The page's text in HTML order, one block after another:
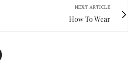
NEXT ARTICLE
How To Wear